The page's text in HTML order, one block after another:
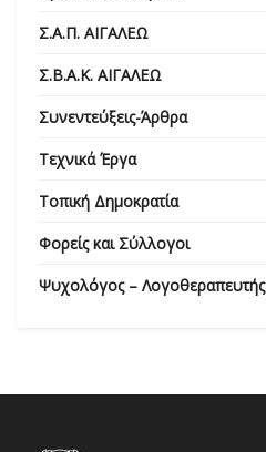
Σ.Α.Π. ΑΙΓΑΛΕΩ
Σ.Β.Α.Κ. ΑΙΓΑΛΕΩ
Συνεντεύξεις-Άρθρα
Τεχνικά Έργα
Τοπική Δημοκρατία
Φορείς και Σύλλογοι
Ψυχολόγος – Λογοθεραπευτής